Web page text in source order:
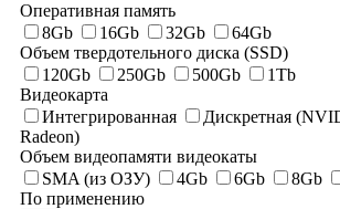
Оперативная память
8Gb
16Gb 32Gb
64Gb
Объем твердотельного диска (SSD)
120Gb
250Gb 500Gb
1Tb
Видеокарта
Интегрированная
Дискретная
Radeon)
Объем видеопамяти видеокаты
SMA (из ОЗУ)
4Gb 6Gb 8Gb
По применению